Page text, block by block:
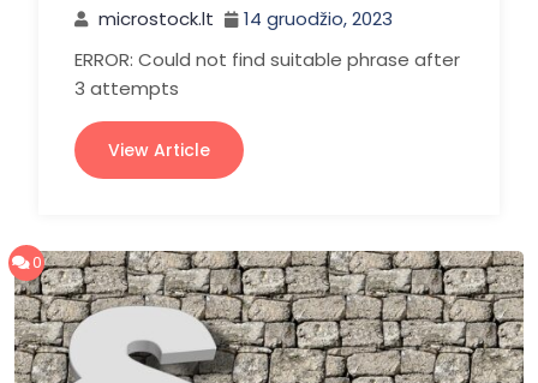
microstock.lt
14 gruodžio, 2023
ERROR: Could not find suitable phrase after
3 attempts
View Article
0